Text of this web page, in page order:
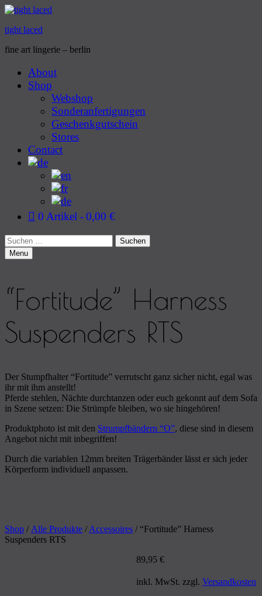
tight laced
fine art lingerie – berlin
Primary
Menu
About
Shop
Webshop
Sonderanfertigungen
Geschenkgutschein
Stores
Contact
0 Artikel 0,00 €
Search
Suchen
nach:
Menu
“Fortitude” Harness
Suspenders RTS
Der Stumpfhalter “Fortitude” verrutscht ganz sicher nicht, egal was
ihr mit ihm anstellt!
Pferde stehlen, Nächte durchtanzen oder euch gekonnt auf dem Sofa
in Szene setzen: Die Strümpfe bleiben, wo sie hingehören!
Produktphoto ist mit den Strumpfbändern “O”, diese sind in diesem
Angebot nicht mit inbegriffen!
Durch die variablen 12mm breiten Trägerbänder lässt er sich jeder
Körperform individuell anpassen.
Shop / Alle Produkte / Accessoires / “Fortitude” Harness
Suspenders RTS
89,95 €
inkl. MwSt. zzgl. Versandkosten